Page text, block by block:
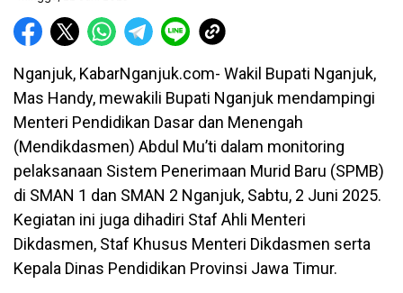
Nganjuk, KabarNganjuk.com- Wakil Bupati Nganjuk,
Mas Handy, mewakili Bupati Nganjuk mendampingi
Menteri Pendidikan Dasar dan Menengah
(Mendikdasmen) Abdul Mu’ti dalam monitoring
pelaksanaan Sistem Penerimaan Murid Baru (SPMB)
di SMAN 1 dan SMAN 2 Nganjuk, Sabtu, 2 Juni 2025.
Kegiatan ini juga dihadiri Staf Ahli Menteri
Dikdasmen, Staf Khusus Menteri Dikdasmen serta
Kepala Dinas Pendidikan Provinsi Jawa Timur.